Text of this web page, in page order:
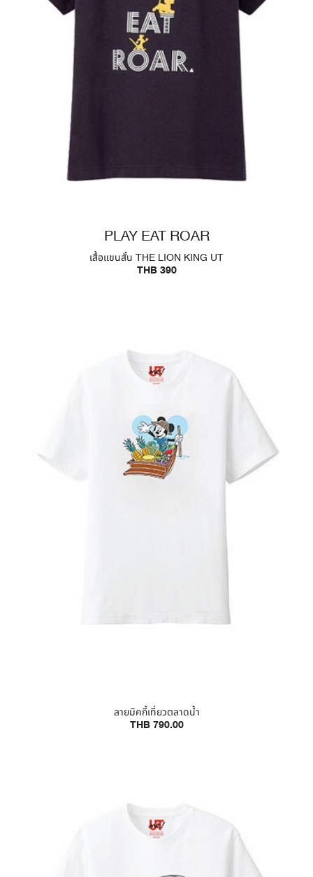
PLAY EAT ROAR
เสื้อแขนสั้น THE LION KING UT
THB 390
ลายมิคกี้เที่ยวตลาดน้ำ
THB 790.00